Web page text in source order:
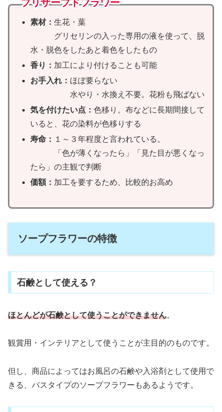
プリザーブドフラワー
素材： 生花・葉
グリセリンの入った専用の液を使って、脱
水・脱色をしたあと着色をしたもの
香り： 加工により付けることも可能
お手入れ： ほぼ要らない
水やり・水換え不要。花粉も飛ばない
気を付けたい点： 色移り。布などに長期間接して
いると、花の染料が色移りする
寿命： １～３年程度と言われている。
「色が薄くなったら」「見た目が悪くなっ
たら」の主観で判断
価額： 加工を要するため、比較的お高め
ソープフラワーの特徴
石鹸として使える？
ほとんどが石鹸として使うことができません。
観賞用・インテリアとして使うことが主目的のものです。
但し、商品によってはお風呂の石鹸や入浴剤として使用で
きる、バスタイプのソープフラワーもあるようです。